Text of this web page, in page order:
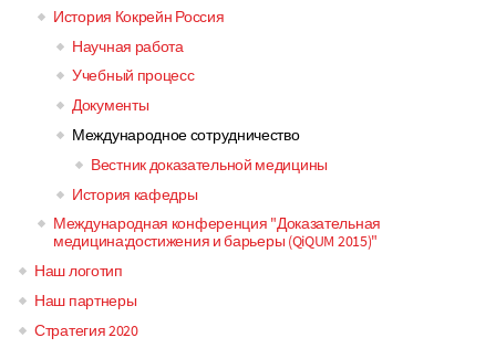
История Кокрейн Россия
Научная работа
Учебный процесс
Документы
Международное сотрудничество
Вестник доказательной медицины
История кафедры
Международная конференция "Доказательная
медицина:достижения и барьеры (QiQUM 2015)"
Наш логотип
Наш партнеры
Стратегия 2020